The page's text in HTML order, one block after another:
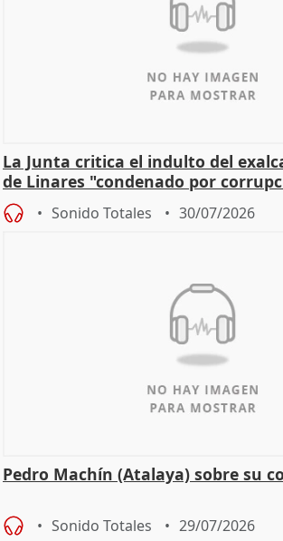
La Junta critica el indulto del
de Linares "condenado por
Sonido Totales 30/07/2026
Pedro Machín (Atalaya) sobre su
Sonido Totales 29/07/2026